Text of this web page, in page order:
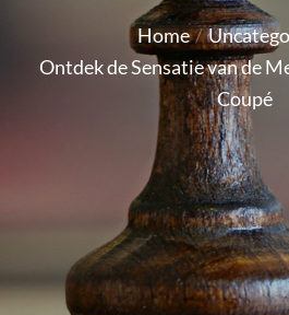
on
Home
Ontdek de Sensatie van de
Coupé